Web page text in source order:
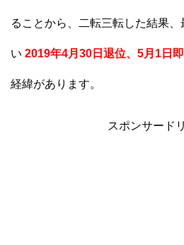
ることから、二転三転した結果
い 2019年4月30日退位、5月1日
経緯があります。
スポンサード